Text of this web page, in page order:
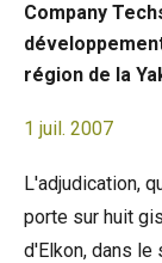
Company
région de la
1 juil. 2007
L'adjudication,
porte sur huit
d'Elkon, dans le